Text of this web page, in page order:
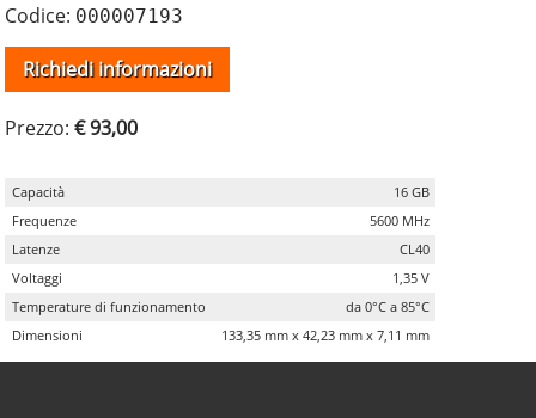
Codice: 000007193
Richiedi informazioni
Prezzo: € 93,00
Capacità
16 GB
Frequenze
5600 MHz
Latenze
CL40
Voltaggi
1,35 V
Temperature di funzionamento
da 0°C a 85°C
Dimensioni
133,35 mm x 42,23 mm x 7,11 mm